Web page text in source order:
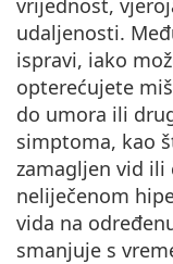
vrijednost,
udaljenosti.
ispravi, iako
opterećujete
do umora ili
simptoma, kao
zamagljen vid ili
neliječenom
vida na
smanjuje s